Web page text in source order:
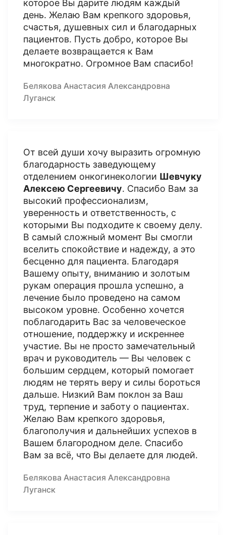
которое Вы дарите людям каждый
день. Желаю Вам крепкого здоровья,
счастья, душевных сил и благодарных
пациентов. Пусть добро, которое Вы
делаете возвращается к Вам
многократно. Огромное Вам спасибо!
Белякова Анастасия Александровна
Луганск
От всей души хочу выразить огромную
благодарность заведующему
отделением онкогинекологии Шевчуку
Алексею Сергеевичу. Спасибо Вам за
высокий профессионализм,
уверенность и ответственность, с
которыми Вы подходите к своему делу.
В самый сложный момент Вы смогли
вселить спокойствие и надежду, а это
бесценно для пациента. Благодаря
Вашему опыту, вниманию и золотым
рукам операция прошла успешно, а
лечение было проведено на самом
высоком уровне. Особенно хочется
поблагодарить Вас за человеческое
отношение, поддержку и искреннее
участие. Вы не просто замечательный
врач и руководитель — Вы человек с
большим сердцем, который помогает
людям не терять веру и силы бороться
дальше. Низкий Вам поклон за Ваш
труд, терпение и заботу о пациентах.
Желаю Вам крепкого здоровья,
благополучия и дальнейших успехов в
Вашем благородном деле. Спасибо
Вам за всё, что Вы делаете для людей.
Белякова Анастасия Александровна
Луганск